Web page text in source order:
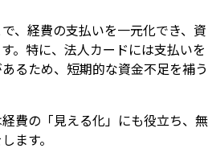
、経費の支払いを一元化でき、資
。特に、法人カードには支払いを
るため、短期的な資金不足を補う
費の「見える化」にも役立ち、無
ます。